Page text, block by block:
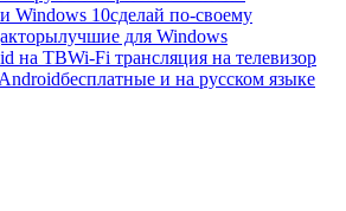
Windows 10сделай по-своему
лучшие для Windows
на ТВWi-Fi трансляция на телевизор
бесплатные и на русском языке